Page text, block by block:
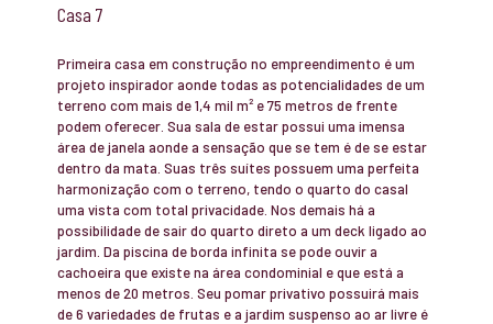
Casa 7
Primeira casa em construção no empreendimento é um
projeto inspirador aonde todas as potencialidades de um
terreno com mais de 1,4 mil m² e 75 metros de frente
podem oferecer. Sua sala de estar possui uma imensa
área de janela aonde a sensação que se tem é de se estar
dentro da mata. Suas três suítes possuem uma perfeita
harmonização com o terreno, tendo o quarto do casal
uma vista com total privacidade. Nos demais há a
possibilidade de sair do quarto direto a um deck ligado ao
jardim. Da piscina de borda infinita se pode ouvir a
cachoeira que existe na área condominial e que está a
menos de 20 metros. Seu pomar privativo possuirá mais
de 6 variedades de frutas e a jardim suspenso ao ar livre é